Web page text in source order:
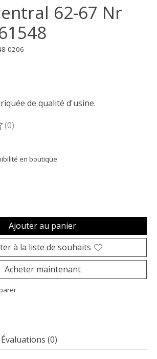
62-67 Nr
0206
de qualité d'usine.
à
(0)
en boutique
Ajouter au panier
à la liste de souhaits
Acheter maintenant
Évaluations (0)